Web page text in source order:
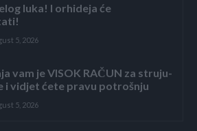
luka! I orhideja će
5, 2026
vam je VISOK RAČUN za struju-
i vidjet ćete pravu potrošnju
5, 2026